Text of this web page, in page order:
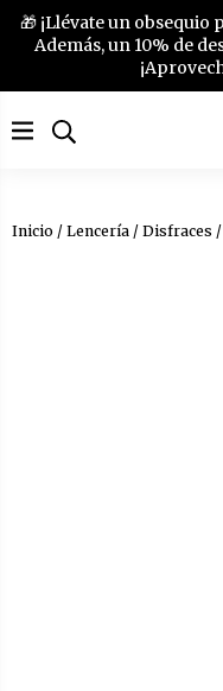
🎁 ¡Llévate un
Además, un 10% de
Inicio / Lencería / Disfraces